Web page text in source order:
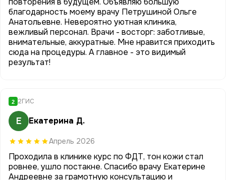
благодарность моему врачу Петрушиной Ольге
Анатольевне. Невероятно уютная клиника,
вежливый персонал. Врачи - восторг: заботливые,
внимательные, аккуратные. Мне нравится приходить
сюда на процедуры. А главное - это видимый
результат!
2 2ГИС
Е Екатерина Д.
Апрель 2026
Проходила в клинике курс по ФДТ, тон кожи стал
ровнее, ушло постакне. Спасибо врачу Екатерине
Андреевне за грамотную консультацию и